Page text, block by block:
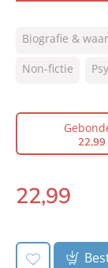
NUR:
Type:
Vertaler:
Biografie &
Non-fictie
22,99
Gebonden:
22,99